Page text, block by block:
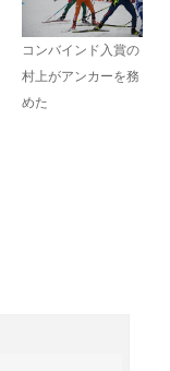
コンバインド入賞の
村上がアンカーを務
めた